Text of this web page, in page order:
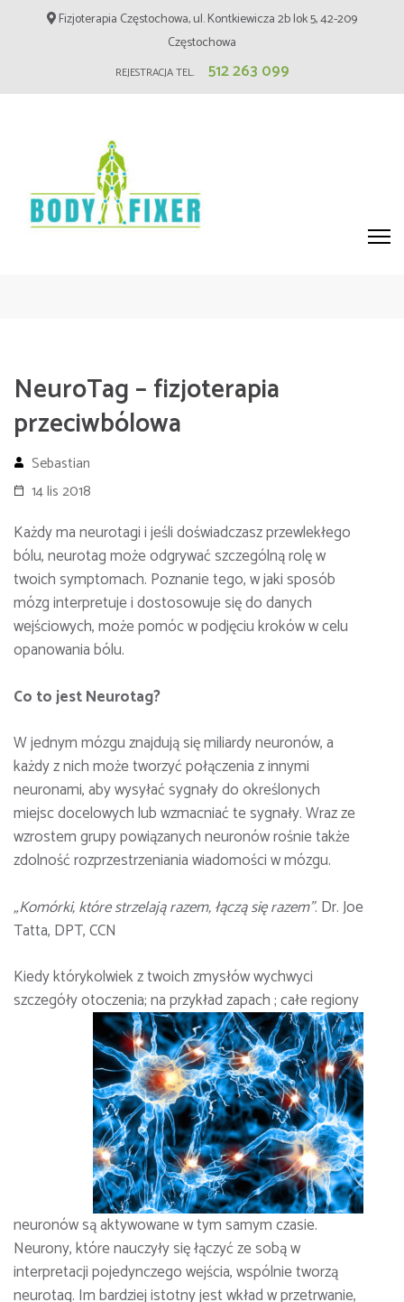
Fizjoterapia Częstochowa, ul. Kontkiewicza 2b lok 5, 42-209
Częstochowa
REJESTRACJA TEL. 512 263 099
NeuroTag – fizjoterapia
przeciwbólowa
Sebastian
14 lis 2018
Każdy ma neurotagi i jeśli doświadczasz przewlekłego
bólu, neurotag może odgrywać szczególną rolę w
twoich symptomach. Poznanie tego, w jaki sposób
mózg interpretuje i dostosowuje się do danych
wejściowych, może pomóc w podjęciu kroków w celu
opanowania bólu.
Co to jest Neurotag?
W jednym mózgu znajdują się miliardy neuronów, a
każdy z nich może tworzyć połączenia z innymi
neuronami, aby wysyłać sygnały do ​​określonych
miejsc docelowych lub wzmacniać te sygnały. Wraz ze
wzrostem grupy powiązanych neuronów rośnie także
zdolność rozprzestrzeniania wiadomości w mózgu.
„Komórki, które strzelają razem, łączą się razem”. Dr. Joe
Tatta, DPT, CCN
Kiedy którykolwiek z twoich zmysłów wychwyci
szczegółyotoczenia; na przykład zapach ; całe regiony
neuronów są aktywowane w tym samym czasie.
Neurony, które nauczyły się łączyć ze sobą w
interpretacji pojedynczego wejścia, wspólnie tworzą
neurotag. Im bardziej istotny jest wkład w przetrwanie,